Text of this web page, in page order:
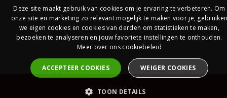
PrijsOfferte
Deze site maakt gebruik van cookies om je ervaring te verbeteren. Om
onze site en marketing zo relevant mogelijk te maken voor je,
we eigen cookies en cookies van derden om statistieken te maken,
bezoeken te analyseren en jouw favoriete instellingen te onthouden.
Meer over ons cookiebeleid
ACCEPTEER COOKIES WEIGER COOKIES
TOON DETAILS